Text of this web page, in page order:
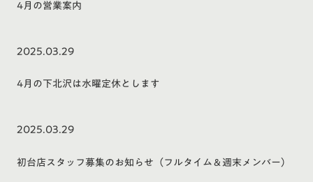
4月の営業案内
2025.03.29
4月の下北沢は水曜定休とします
2025.03.29
初台店スタッフ募集のお知らせ（フルタイム＆週末メンバー）